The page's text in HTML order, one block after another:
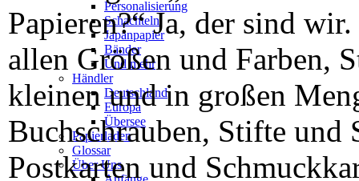
Personalisierung
Schachteln
Japanpapier
Bänder
Und mehr
Händler
Deutschland
Europa
Übersee
Papierladen
Glossar
Über Uns
Papieren?“ Ja, der sind
allen Größen und Farben,
kleinen und in großen
Buchschrauben, Stifte
Postkarten und